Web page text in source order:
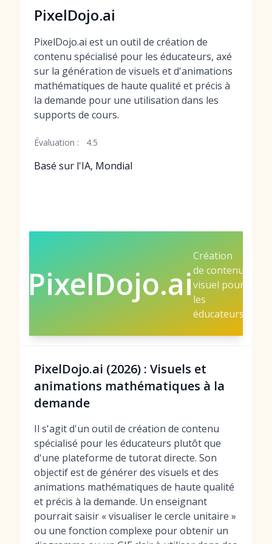
PixelDojo.ai
PixelDojo.ai est un outil de création de
contenu spécialisé pour les éducateurs, axé
sur la génération de visuels et d'animations
mathématiques de haute qualité et précis à
la demande pour une utilisation dans les
supports de cours.
Évaluation : 4.5
Basé sur l'IA, Mondial
PixelDojo.ai
Création
de contenu
visuel pour
les
éducateurs
PixelDojo.ai (2026) : Visuels et
animations mathématiques à la
demande
Il s'agit d'un outil de création de contenu
spécialisé pour les éducateurs plutôt que
d'une plateforme de tutorat directe. Son
objectif est de générer des visuels et des
animations mathématiques de haute qualité
et précis à la demande. Un enseignant
pourrait saisir « visualiser le cercle unitaire »
ou une fonction complexe pour obtenir un